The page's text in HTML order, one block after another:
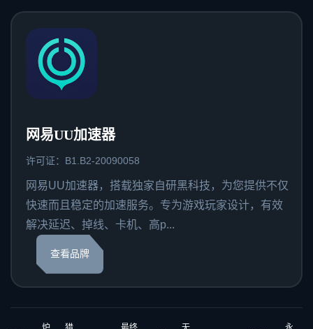
网易UU加速器
许可证：B1.B2-20090058
网易UU加速器，搭载独家自研黑科技，为您提供不仅
快速而且稳定的加速服务。专为游戏玩家设计，有效
解决延迟、掉线、卡机、高p...
查看品牌